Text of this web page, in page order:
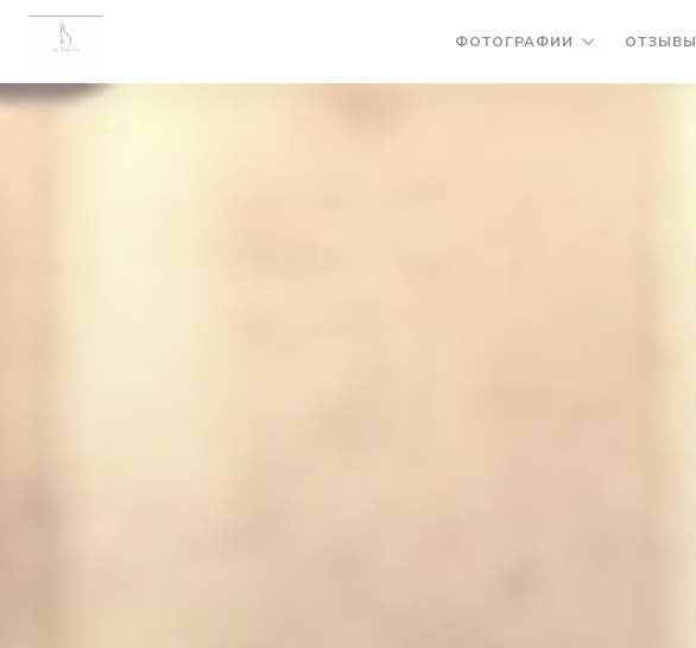
Панель управления cookies
ФОТОГРАФИИ ОТЗЫВЫ